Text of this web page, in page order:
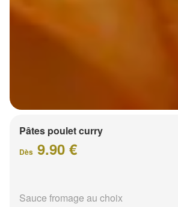
Pâtes poulet curry
Dès 9.90 €
Sauce fromage au choix